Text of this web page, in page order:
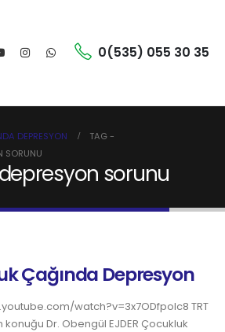
0(535) 055 30 35
DEPRESYON
TAG -
SORUNU
sorunu
Çağında Depresyon
watch?v=3x7ODfpoIc8 TRT
konuğu Dr. Obengül EJDER Çocukluk